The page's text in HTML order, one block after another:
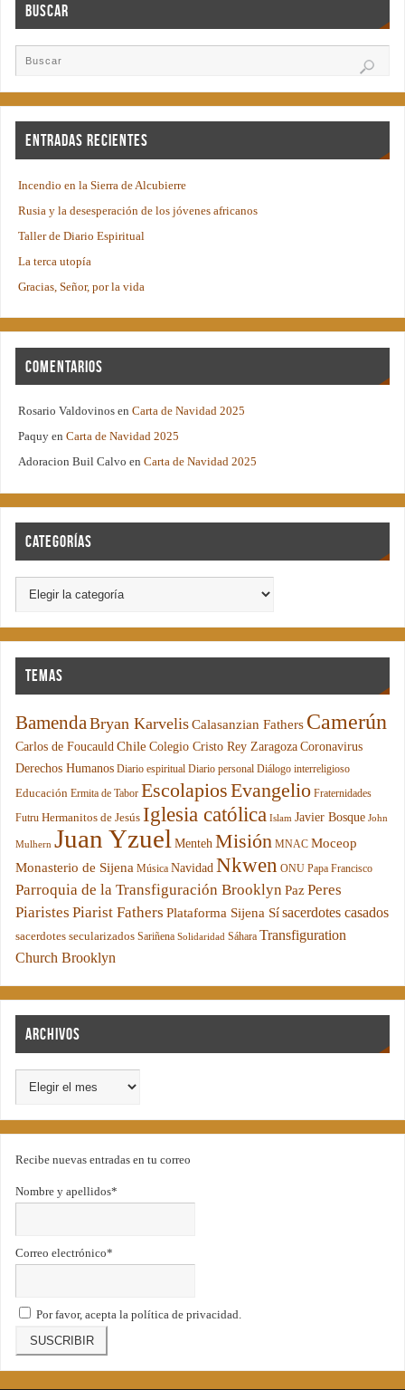
Buscar
Entradas recientes
Incendio en la Sierra de Alcubierre
Rusia y la desesperación de los jóvenes africanos
Taller de Diario Espiritual
La terca utopía
Gracias, Señor, por la vida
Comentarios
Rosario Valdovinos enCarta de Navidad 2025
Paquy enCarta de Navidad 2025
Adoracion Buil Calvo enCarta de Navidad 2025
Categorías
Temas
BamendaBryan KarvelisCalasanzian Fathers Camerún
Carlos de Foucauld Chile Colegio Cristo Rey Zaragoza Coronavirus
Derechos Humanos Diario espiritual Diario personal Diálogo interreligioso
Educación Ermita de Tabor EscolapiosEvangelio Fraternidades
Futru Hermanitos de Jesús Iglesia católica Islam Javier Bosque John
Mulhern Juan Yzuel Menteh Misión MNAC Moceop
Monasterio de Sijena Música Navidad Nkwen ONU Papa Francisco
Parroquia de la Transfiguración Brooklyn Paz Peres
Piaristes Piarist Fathers Plataforma Sijena Sí sacerdotes casados
sacerdotes secularizados Sariñena Solidaridad Sáhara Transfiguration
Church Brooklyn
Archivos
Recibe nuevas entradas en tu correo
Nombre y apellidos*
Correo electrónico*
Por favor, acepta la política de privacidad.